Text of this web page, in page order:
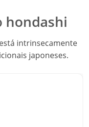
hondashi
está intrinsecamente
japoneses.